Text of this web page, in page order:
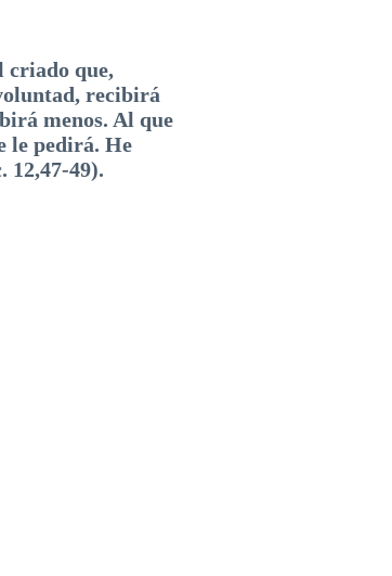
criado que,
recibirá
menos. Al que
le pedirá. He
12,47-49).